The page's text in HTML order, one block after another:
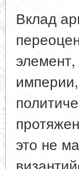
Вклад
это не